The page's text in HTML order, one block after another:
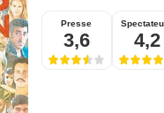
Presse
3,6 4,2